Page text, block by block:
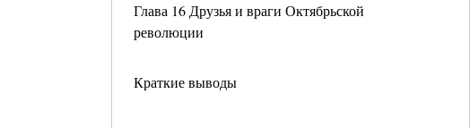
Глава 16 Друзья и враги Октябрьской
революции
Краткие выводы